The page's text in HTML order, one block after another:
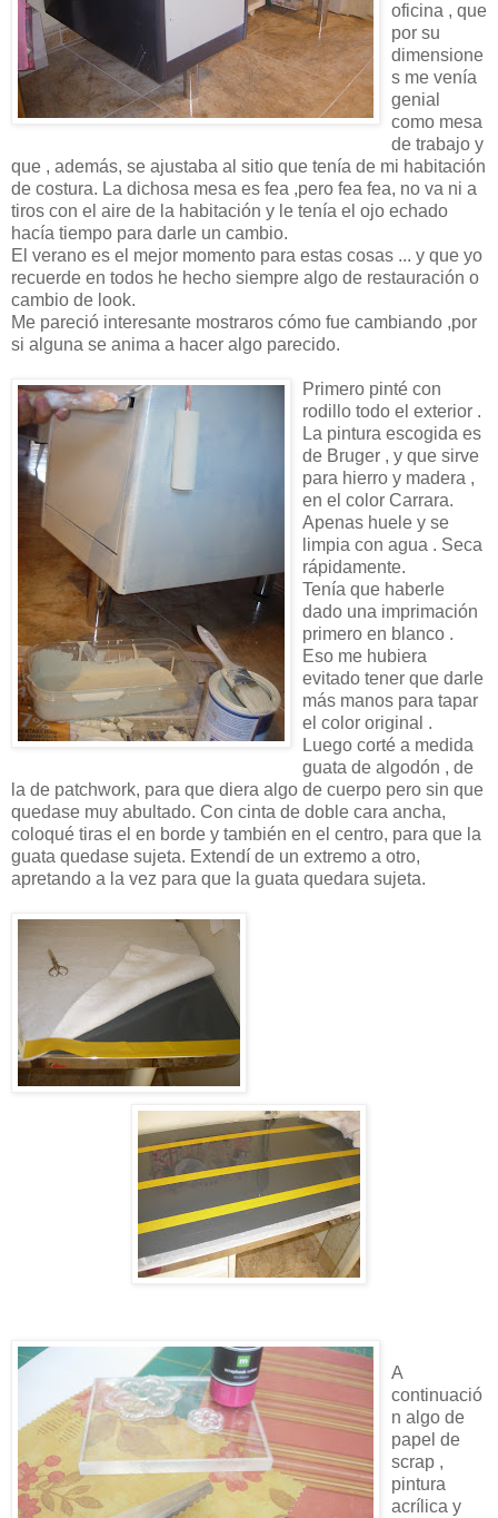
oficina , que
por su
dimensione
s me venía
genial
como mesa
de trabajo y
que , además, se ajustaba al sitio que tenía de mi habitación
de costura. La dichosa mesa es fea ,pero fea fea, no va ni a
tiros con el aire de la habitación y le tenía el ojo echado
hacía tiempo para darle un cambio.
El verano es el mejor momento para estas cosas ... y que yo
recuerde en todos he hecho siempre algo de restauración o
cambio de look.
Me pareció interesante mostraros cómo fue cambiando ,por
si alguna se anima a hacer algo parecido.
Primero pinté con
rodillo todo el exterior .
La pintura escogida es
de Bruger , y que sirve
para hierro y madera ,
en el color Carrara.
Apenas huele y se
limpia con agua . Seca
rápidamente.
Tenía que haberle
dado una imprimación
primero en blanco .
Eso me hubiera
evitado tener que darle
más manos para tapar
el color original .
Luego corté a medida
guata de algodón , de
la de patchwork, para que diera algo de cuerpo pero sin que
quedase muy abultado. Con cinta de doble cara ancha,
coloqué tiras el en borde y también en el centro, para que la
guata quedase sujeta. Extendí de un extremo a otro,
apretando a la vez para que la guata quedara sujeta.
A
continuació
n algo de
papel de
scrap ,
pintura
acrílica y